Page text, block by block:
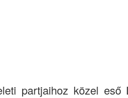
partjaihoz közel eső